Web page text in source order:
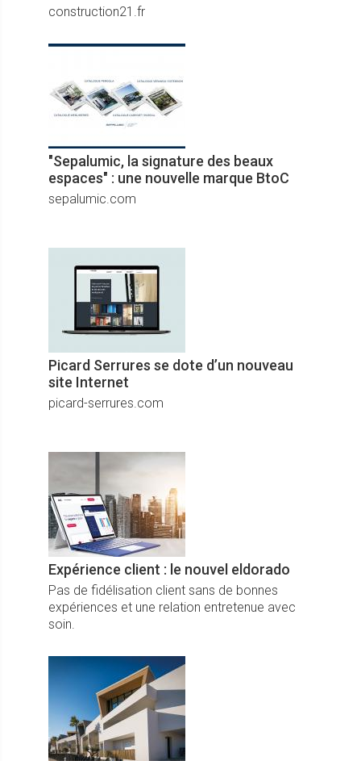
construction21.fr
"Sepalumic, la signature des beaux
espaces" : une nouvelle marque BtoC
sepalumic.com
Picard Serrures se dote d’un nouveau
site Internet
picard-serrures.com
Expérience client : le nouvel eldorado
Pas de fidélisation client sans de bonnes
expériences et une relation entretenue avec
soin.